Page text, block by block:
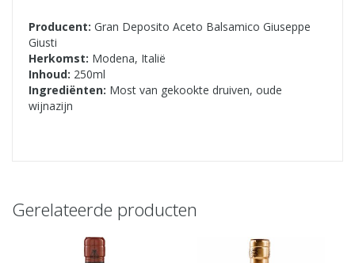
Producent: Gran Deposito Aceto Balsamico Giuseppe
Giusti
Herkomst: Modena, Italië
Inhoud: 250ml
Ingrediënten: Most van gekookte druiven, oude
wijnazijn
Gerelateerde producten